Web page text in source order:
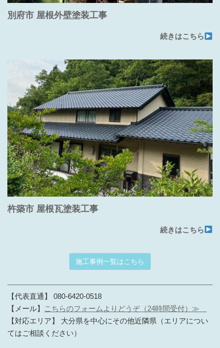
別府市 屋根外壁塗装工事
続きはこちら
杵築市 屋根瓦塗装工事
続きはこちら
施工事例一覧はこちら
【代表直通】 080-6420-0518
【メール】
こちらのフォームよりどうぞ（24時間受付）≫
【対応エリア】 大分県を中心にその他近隣県（エリアについ
てはご相談ください）